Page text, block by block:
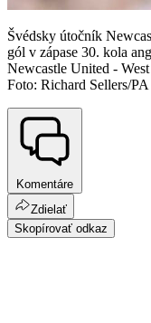
Švédsky útočník
gól v zápase 30. kola
Newcastle United -
Foto: Richard Sellers/
Komentáre
Zdielať
Skopírovať odkaz